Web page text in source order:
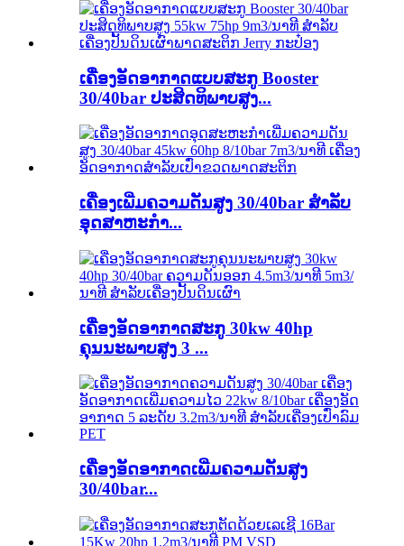
ເຄື່ອງອັດອາກາດແບບສະກູ Booster
30/40bar ປະສິດທິພາບສູງ...
ເຄື່ອງເພີ່ມຄວາມດັນສູງ 30/40bar ສຳລັບ
ອຸດສາຫະກໍາ...
ເຄື່ອງອັດອາກາດສະກູ 30kw 40hp
ຄຸນນະພາບສູງ 3 ...
ເຄື່ອງອັດອາກາດເພີ່ມຄວາມດັນສູງ
30/40bar...